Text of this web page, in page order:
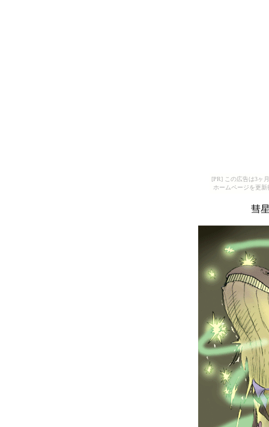
[PR] この広告は3ヶ
ホームページを更
彗